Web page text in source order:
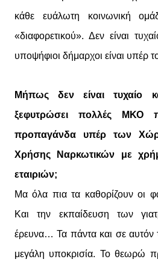
κάθε ευάλωτη κοινωνική
«διαφορετικού». Δεν είναι
υποψήφιοι δήμαρχοι είναι υπέρ
Μήπως δεν είναι τυχαίο
ξεφυτρώσει πολλές ΜΚΟ
προπαγάνδα υπέρ των
Χρήσης Ναρκωτικών με
εταιριών;
Μα όλα πια τα καθορίζουν οι
Και την εκπαίδευση των
έρευνα… Τα πάντα και σε αυτόν
μεγάλη υποκρισία. Το θεωρώ